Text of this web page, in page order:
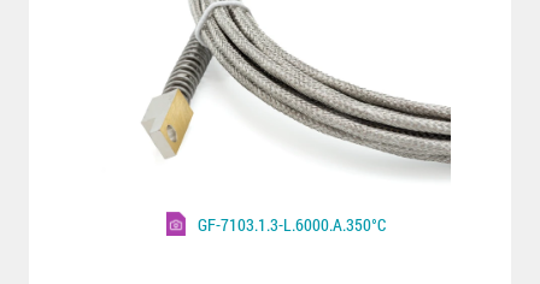
GF-7103.1.3-L.6000.A.350°C